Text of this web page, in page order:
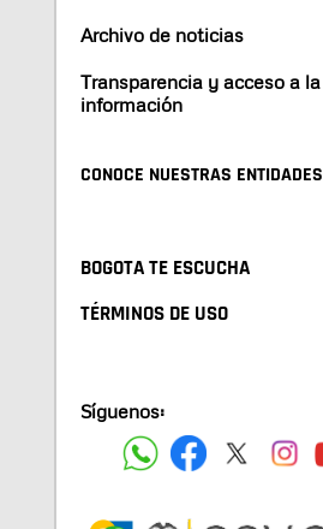
Archivo de noticias
Transparencia y acceso a la
información
CONOCE NUESTRAS ENTIDADES
BOGOTA TE ESCUCHA
TÉRMINOS DE USO
Síguenos: